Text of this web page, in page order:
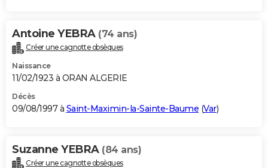
Antoine YEBRA (74 ans)
Créer une cagnotte obsèques
Naissance
11/02/1923 à ORAN ALGERIE
Décès
09/08/1997 à Saint-Maximin-la-Sainte-Baume (Var)
Suzanne YEBRA (84 ans)
Créer une cagnotte obsèques